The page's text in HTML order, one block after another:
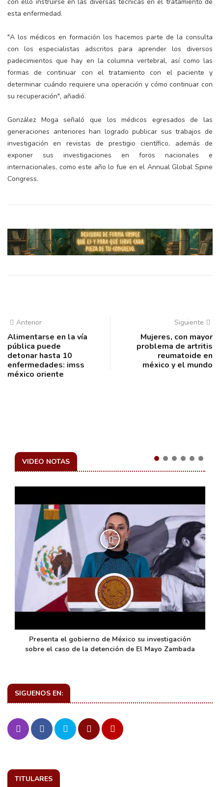
esta enfermedad.
"A los médicos en formación los hacemos parte de la consulta
con los especialistas adscritos para aprender los diversos
padecimientos que hay en la columna vertebral, así como las
formas de continuar con el tratamiento con el paciente y
determinar cuándo requiere una operación y cómo continuar con
su recuperación", añadió.
González Moga señaló que los médicos egresados de las
generaciones anteriores han logrado publicar sus trabajos de
investigación en revistas de prestigio científico, además de
exponer sus investigaciones en foros nacionales e
internacionales, como este año lo fue en el Annual Global Spine
Congress.
Anterior
Alimentarse en la vía
pública puede
detonar hasta 10
enfermedades: imss
méxico oriente
Siguiente
Mujeres, con mayor
problema de artritis
reumatoide en
méxico y el mundo
VIDEO NOTAS
Presenta el gobierno de México su investigación
sobre el caso de la detención de El Mayo Zambada
SIGUENOS EN:
TITULARES